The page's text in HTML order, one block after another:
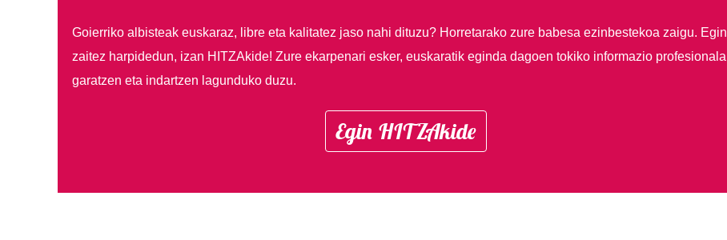
Goierriko albisteak euskaraz, libre eta kalitatez jaso nahi dituzu? Horretarako zure babesa ezinbestekoa zaigu. Egin
zaitez harpidedun, izan HITZAkide! Zure ekarpenari esker, euskaratik eginda dagoen tokiko informazio profesionala
garatzen eta indartzen lagunduko duzu.
Egin HITZAkide